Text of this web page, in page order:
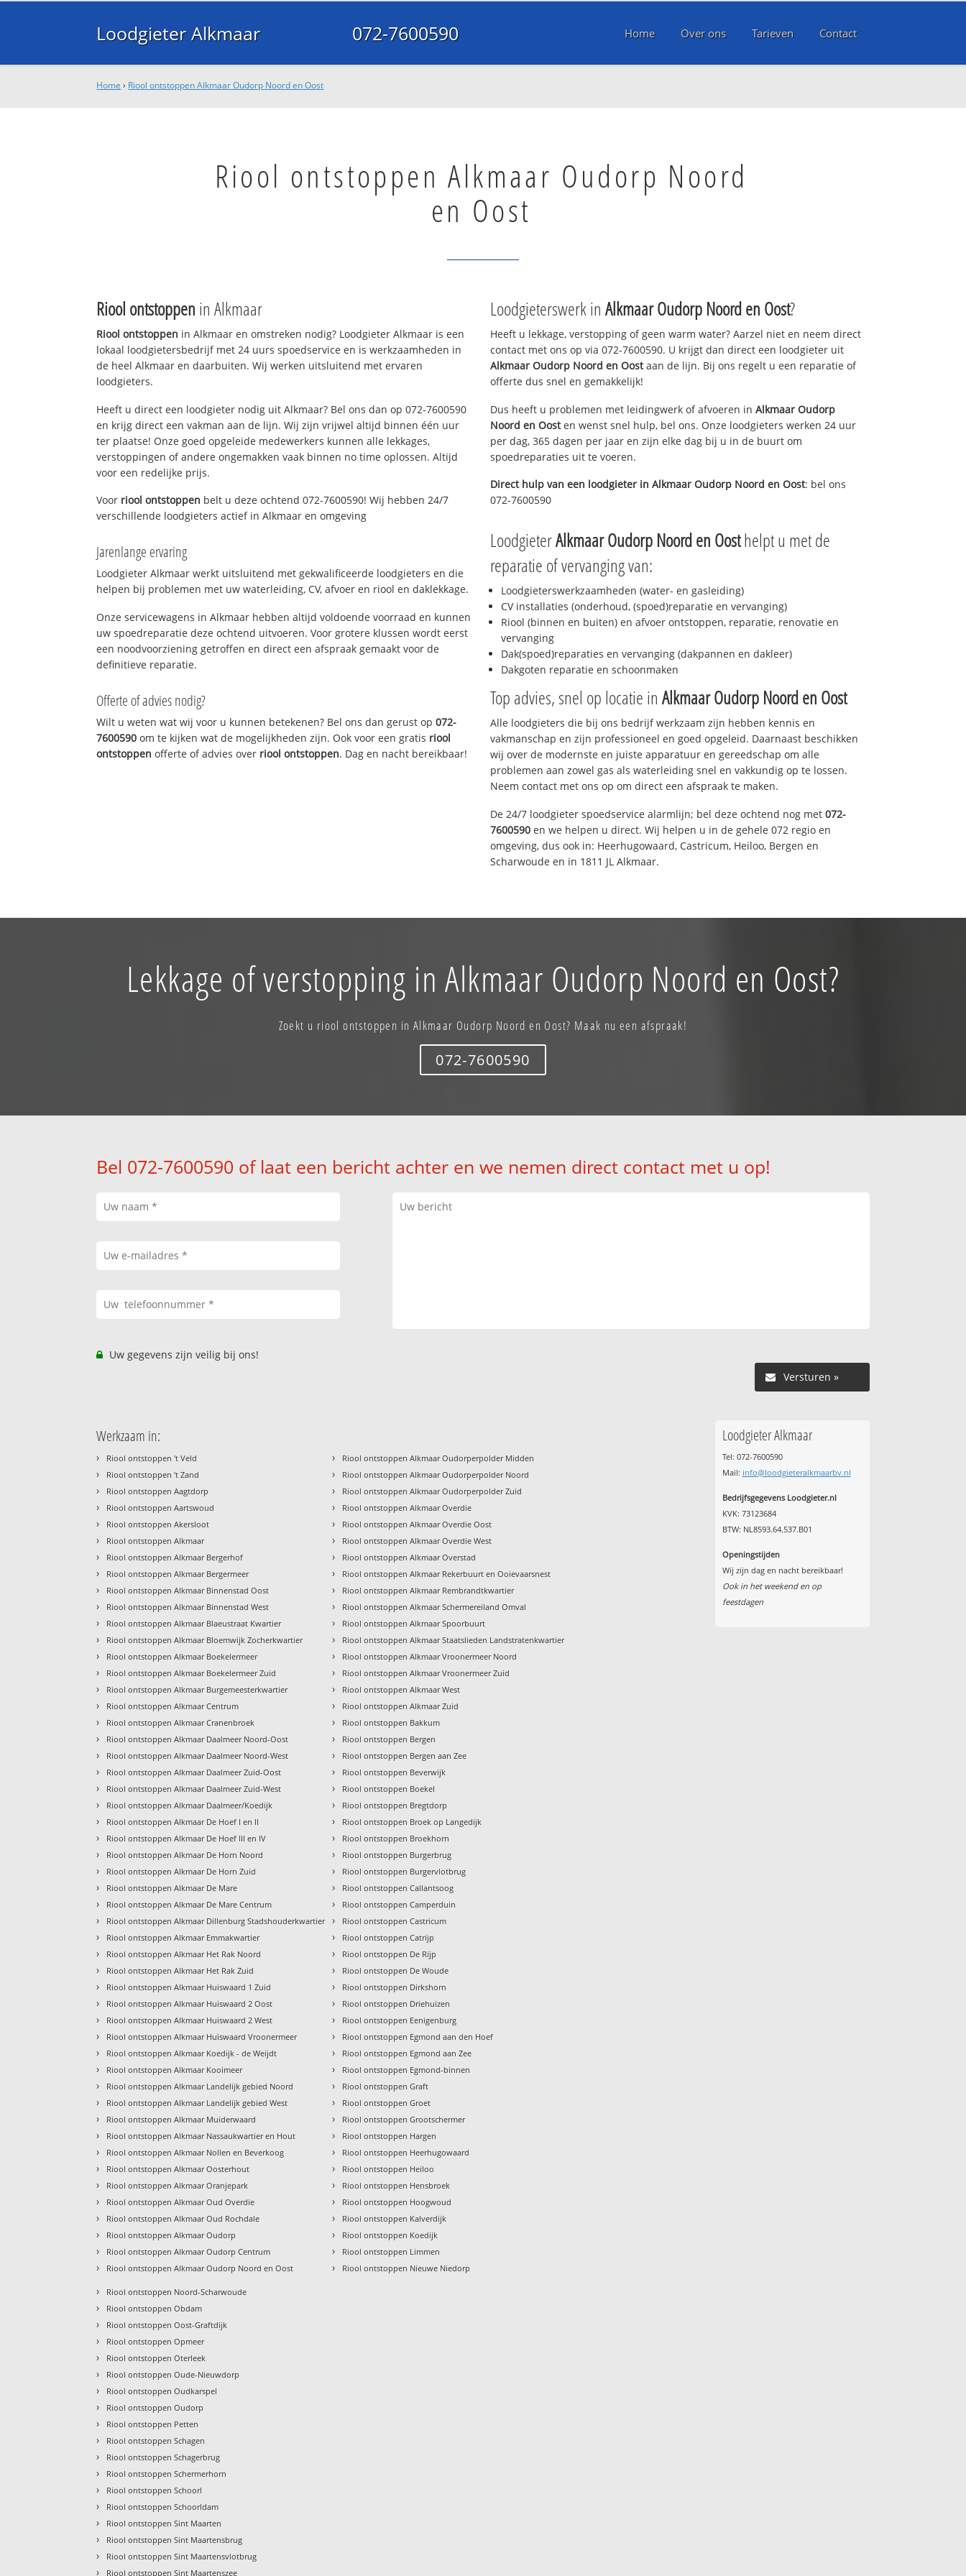
Loodgieter Alkmaar 072-7600590 Home Over ons Tarieven Contact
Home › Riool ontstoppen Alkmaar Oudorp Noord en Oost
Riool ontstoppen Alkmaar Oudorp Noord
en Oost
Riool ontstoppen in Alkmaar
Riool ontstoppen in Alkmaar en omstreken nodig? Loodgieter Alkmaar is een
lokaal loodgietersbedrijf met 24 uurs spoedservice en is werkzaamheden in
de heel Alkmaar en daarbuiten. Wij werken uitsluitend met ervaren
loodgieters.
Heeft u direct een loodgieter nodig uit Alkmaar? Bel ons dan op 072-7600590
en krijg direct een vakman aan de lijn. Wij zijn vrijwel altijd binnen één uur
ter plaatse! Onze goed opgeleide medewerkers kunnen alle lekkages,
verstoppingen of andere ongemakken vaak binnen no time oplossen. Altijd
voor een redelijke prijs.
Voor riool ontstoppen belt u deze ochtend 072-7600590! Wij hebben 24/7
verschillende loodgieters actief in Alkmaar en omgeving
Jarenlange ervaring
Loodgieter Alkmaar werkt uitsluitend met gekwalificeerde loodgieters en die
helpen bij problemen met uw waterleiding, CV, afvoer en riool en daklekkage.
Onze servicewagens in Alkmaar hebben altijd voldoende voorraad en kunnen
uw spoedreparatie deze ochtend uitvoeren. Voor grotere klussen wordt eerst
een noodvoorziening getroffen en direct een afspraak gemaakt voor de
definitieve reparatie.
Offerte of advies nodig?
Wilt u weten wat wij voor u kunnen betekenen? Bel ons dan gerust op072-
7600590 om te kijken wat de mogelijkheden zijn. Ook voor een gratis riool
ontstoppen offerte of advies over riool ontstoppen. Dag en nacht bereikbaar!
Loodgieterswerk in Alkmaar Oudorp Noord en Oost?
Heeft u lekkage, verstopping of geen warm water? Aarzel niet en neem direct
contact met ons op via 072-7600590. U krijgt dan direct een loodgieter uit
Alkmaar Oudorp Noord en Oostaan de lijn. Bij ons regelt u een reparatie of
offerte dus snel en gemakkelijk!
Dus heeft u problemen met leidingwerk of afvoeren in Alkmaar Oudorp
Noord en Oosten wenst snel hulp, bel ons. Onze loodgieters werken 24 uur
per dag, 365 dagen per jaar en zijn elke dag bij u in de buurt om
spoedreparaties uit te voeren.
Direct hulp van een loodgieter in Alkmaar Oudorp Noord en Oost: bel ons
072-7600590
LoodgieterAlkmaar Oudorp Noord en Oosthelpt u met de
reparatie of vervanging van:
Loodgieterswerkzaamheden (water- en gasleiding)
CV installaties (onderhoud, (spoed)reparatie en vervanging)
Riool (binnen en buiten) en afvoer ontstoppen, reparatie, renovatie en
vervanging
Dak(spoed)reparaties en vervanging (dakpannen en dakleer)
Dakgoten reparatie en schoonmaken
Top advies, snel op locatie in Alkmaar Oudorp Noord en Oost
Alle loodgieters die bij ons bedrijf werkzaam zijn hebben kennis en
vakmanschap en zijn professioneel en goed opgeleid. Daarnaast beschikken
wij over de modernste en juiste apparatuur en gereedschap om alle
problemen aan zowel gas als waterleiding snel en vakkundig op te lossen.
Neem contact met ons op om direct een afspraak te maken.
De 24/7 loodgieter spoedservice alarmlijn; bel deze ochtend nog met 072-
7600590 en we helpen u direct. Wij helpen u in de gehele 072 regio en
omgeving, dus ook in: Heerhugowaard, Castricum, Heiloo, Bergen en
Scharwoude en in 1811 JL Alkmaar.
Lekkage of verstopping in Alkmaar Oudorp Noord en Oost?
Zoekt u riool ontstoppen in Alkmaar Oudorp Noord en Oost? Maak nu een afspraak!
072-7600590
Bel 072-7600590 of laat een bericht achter en we nemen direct contact met u op!
Uw gegevens zijn veilig bij ons!
Versturen »
Werkzaam in:
› Riool ontstoppen 't Veld
› Riool ontstoppen 't Zand
› Riool ontstoppen Aagtdorp
› Riool ontstoppen Aartswoud
› Riool ontstoppen Akersloot
› Riool ontstoppen Alkmaar
› Riool ontstoppen Alkmaar Bergerhof
› Riool ontstoppen Alkmaar Bergermeer
› Riool ontstoppen Alkmaar Binnenstad Oost
› Riool ontstoppen Alkmaar Binnenstad West
› Riool ontstoppen Alkmaar Blaeustraat Kwartier
› Riool ontstoppen Alkmaar Bloemwijk Zocherkwartier
› Riool ontstoppen Alkmaar Boekelermeer
› Riool ontstoppen Alkmaar Boekelermeer Zuid
› Riool ontstoppen Alkmaar Burgemeesterkwartier
› Riool ontstoppen Alkmaar Centrum
› Riool ontstoppen Alkmaar Cranenbroek
› Riool ontstoppen Alkmaar Daalmeer Noord-Oost
› Riool ontstoppen Alkmaar Daalmeer Noord-West
› Riool ontstoppen Alkmaar Daalmeer Zuid-Oost
› Riool ontstoppen Alkmaar Daalmeer Zuid-West
› Riool ontstoppen Alkmaar Daalmeer/Koedijk
› Riool ontstoppen Alkmaar De Hoef I en II
› Riool ontstoppen Alkmaar De Hoef III en IV
› Riool ontstoppen Alkmaar De Horn Noord
› Riool ontstoppen Alkmaar De Horn Zuid
› Riool ontstoppen Alkmaar De Mare
› Riool ontstoppen Alkmaar De Mare Centrum
› Riool ontstoppen Alkmaar Dillenburg Stadshouderkwartier
› Riool ontstoppen Alkmaar Emmakwartier
› Riool ontstoppen Alkmaar Het Rak Noord
› Riool ontstoppen Alkmaar Het Rak Zuid
› Riool ontstoppen Alkmaar Huiswaard 1 Zuid
› Riool ontstoppen Alkmaar Huiswaard 2 Oost
› Riool ontstoppen Alkmaar Huiswaard 2 West
› Riool ontstoppen Alkmaar Huiswaard Vroonermeer
› Riool ontstoppen Alkmaar Koedijk - de Weijdt
› Riool ontstoppen Alkmaar Kooimeer
› Riool ontstoppen Alkmaar Landelijk gebied Noord
› Riool ontstoppen Alkmaar Landelijk gebied West
› Riool ontstoppen Alkmaar Muiderwaard
› Riool ontstoppen Alkmaar Nassaukwartier en Hout
› Riool ontstoppen Alkmaar Nollen en Beverkoog
› Riool ontstoppen Alkmaar Oosterhout
› Riool ontstoppen Alkmaar Oranjepark
› Riool ontstoppen Alkmaar Oud Overdie
› Riool ontstoppen Alkmaar Oud Rochdale
› Riool ontstoppen Alkmaar Oudorp
› Riool ontstoppen Alkmaar Oudorp Centrum
› Riool ontstoppen Alkmaar Oudorp Noord en Oost
› Riool ontstoppen Alkmaar Oudorperpolder Midden
› Riool ontstoppen Alkmaar Oudorperpolder Noord
› Riool ontstoppen Alkmaar Oudorperpolder Zuid
› Riool ontstoppen Alkmaar Overdie
› Riool ontstoppen Alkmaar Overdie Oost
› Riool ontstoppen Alkmaar Overdie West
› Riool ontstoppen Alkmaar Overstad
› Riool ontstoppen Alkmaar Rekerbuurt en Ooievaarsnest
› Riool ontstoppen Alkmaar Rembrandtkwartier
› Riool ontstoppen Alkmaar Schermereiland Omval
› Riool ontstoppen Alkmaar Spoorbuurt
› Riool ontstoppen Alkmaar Staatslieden Landstratenkwartier
› Riool ontstoppen Alkmaar Vroonermeer Noord
› Riool ontstoppen Alkmaar Vroonermeer Zuid
› Riool ontstoppen Alkmaar West
› Riool ontstoppen Alkmaar Zuid
› Riool ontstoppen Bakkum
› Riool ontstoppen Bergen
› Riool ontstoppen Bergen aan Zee
› Riool ontstoppen Beverwijk
› Riool ontstoppen Boekel
› Riool ontstoppen Bregtdorp
› Riool ontstoppen Broek op Langedijk
› Riool ontstoppen Broekhorn
› Riool ontstoppen Burgerbrug
› Riool ontstoppen Burgervlotbrug
› Riool ontstoppen Callantsoog
› Riool ontstoppen Camperduin
› Riool ontstoppen Castricum
› Riool ontstoppen Catrijp
› Riool ontstoppen De Rijp
› Riool ontstoppen De Woude
› Riool ontstoppen Dirkshorn
› Riool ontstoppen Driehuizen
› Riool ontstoppen Eenigenburg
› Riool ontstoppen Egmond aan den Hoef
› Riool ontstoppen Egmond aan Zee
› Riool ontstoppen Egmond-binnen
› Riool ontstoppen Graft
› Riool ontstoppen Groet
› Riool ontstoppen Grootschermer
› Riool ontstoppen Hargen
› Riool ontstoppen Heerhugowaard
› Riool ontstoppen Heiloo
› Riool ontstoppen Hensbroek
› Riool ontstoppen Hoogwoud
› Riool ontstoppen Kalverdijk
› Riool ontstoppen Koedijk
› Riool ontstoppen Limmen
› Riool ontstoppen Nieuwe Niedorp
› Riool ontstoppen Noord-Scharwoude
› Riool ontstoppen Obdam
› Riool ontstoppen Oost-Graftdijk
› Riool ontstoppen Opmeer
› Riool ontstoppen Oterleek
› Riool ontstoppen Oude-Nieuwdorp
› Riool ontstoppen Oudkarspel
› Riool ontstoppen Oudorp
› Riool ontstoppen Petten
› Riool ontstoppen Schagen
› Riool ontstoppen Schagerbrug
› Riool ontstoppen Schermerhorn
› Riool ontstoppen Schoorl
› Riool ontstoppen Schoorldam
› Riool ontstoppen Sint Maarten
› Riool ontstoppen Sint Maartensbrug
› Riool ontstoppen Sint Maartensvlotbrug
› Riool ontstoppen Sint Maartenszee
Loodgieter Alkmaar
Tel: 072-7600590
Mail: info@loodgieteralkmaarbv.nl
Bedrijfsgegevens Loodgieter.nl
KVK: 73123684
BTW: NL8593.64.537.B01
Openingstijden
Wij zijn dag en nacht bereikbaar!
Ook in het weekend en op
feestdagen